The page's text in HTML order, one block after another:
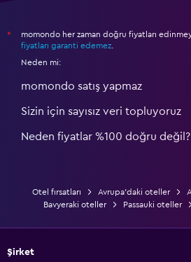
*
momondo her zaman doğru fiyatları
fiyatları garanti edemez
Neden mi:
momondo satış yapmaz
Sizin için sayısız veri topluyoruz
Neden fiyatlar %100 doğru değil?
Otel fırsatları Avrupa'daki oteller
Bavyeraki oteller
Passauki oteller
Şirket